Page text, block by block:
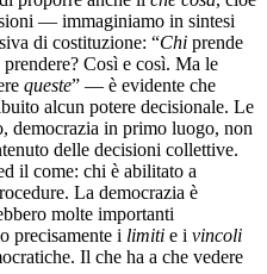
— immaginiamo in sintesi
di costituzione: “Chi prende
Così e così. Ma le
queste” — è evidente che
alcun potere decisionale. Le
democrazia in primo luogo, non
delle decisioni collettive.
il come: chi è abilitato a
La democrazia è
molte importanti
precisamente i limiti e i vincoli
Il che ha a che vedere